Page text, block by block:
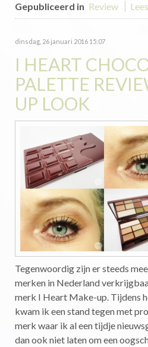
Gepubliceerd in Review
dinsdag, 26 januari 2016 15:07
I HEART
PALETTE
UP LOOK
Tegenwoordig zijn er steeds
merken in Nederland
merk I Heart Make-up. Tijdens
kwam ik een stand tegen met
merk waar ik al een tijdje
dan ook niet laten om een